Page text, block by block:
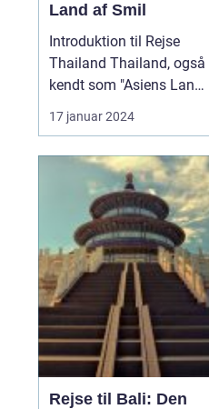
Land af Smil
Introduktion til Rejse
Thailand Thailand, også
kendt som "Asiens Land
af Smil," er en
destination med en rig
naturlandskaber og
spændende eventyr. Lige
fra de berømte strande i
syd til de historiske
templer i nord, er det et
land f...
17 januar 2024
Rejse til Bali: Den